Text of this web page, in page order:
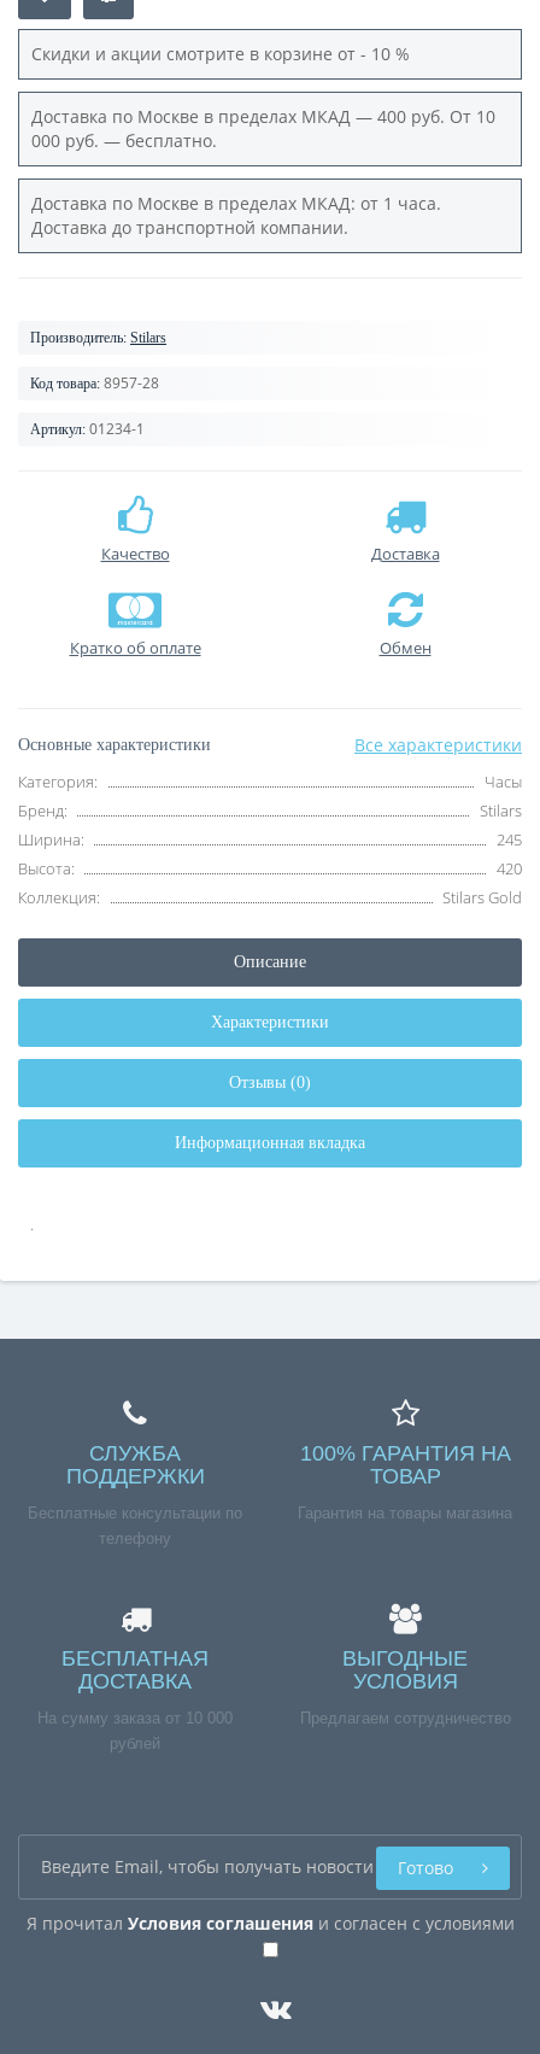
Скидки и акции смотрите в корзине от - 10 %
Доставка по Москве в пределах МКАД — 400 руб. От 10
000 руб. — бесплатно.
Доставка по Москве в пределах МКАД: от 1 часа.
Доставка до транспортной компании.
Производитель: Stilars
Код товара: 8957-28
Артикул: 01234-1
Качество Доставка
Кратко об оплате Обмен
Основные характеристики Все характеристики
Категория:
Часы
Бренд:
Stilars
Ширина:
245
Высота:
420
Коллекция:
Stilars Gold
Описание
Характеристики
Отзывы (0)
Информационная вкладка
.
СЛУЖБА
ПОДДЕРЖКИ
Бесплатные консультации по
телефону
100% ГАРАНТИЯ НА
ТОВАР
Гарантия на товары магазина
БЕСПЛАТНАЯ
ДОСТАВКА
На сумму заказа от 10 000
рублей
ВЫГОДНЫЕ
УСЛОВИЯ
Предлагаем сотрудничество
Я прочитал Условия соглашенияи согласен с условиями
Готово